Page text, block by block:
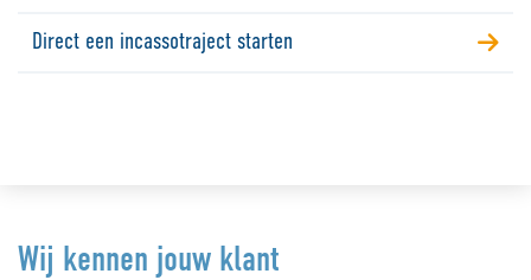
Direct een incassotraject starten
Wij kennen jouw klant